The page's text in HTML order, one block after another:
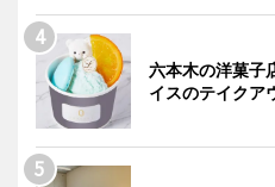
六本木の洋菓
イスのテイクア